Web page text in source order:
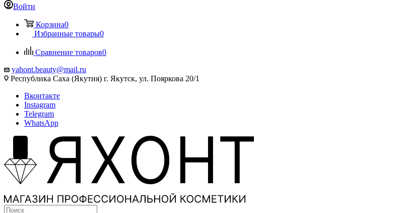
Войти
Корзина0
Избранные товары0
Сравнение товаров0
yahont.beauty@mail.ru
Республика Саха (Якутия) г. Якутск, ул. Пояркова 20/1
Вконтакте
Instagram
Telegram
WhatsApp